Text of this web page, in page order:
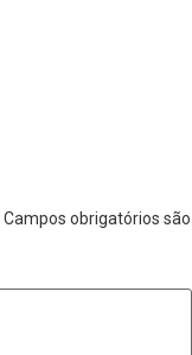
Campos obrigatórios são